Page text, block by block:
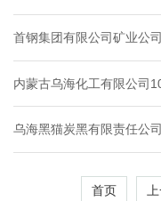
首钢集团有限公司矿业公
内蒙古乌海化工有限公司
乌海黑猫炭黑有限责任公
首页